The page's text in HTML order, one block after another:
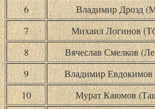
6
Владимир Дрозд
7
Михаил Логинов
8
Вячеслав Смелков
9
Владимир
10
Мурат Каюмов